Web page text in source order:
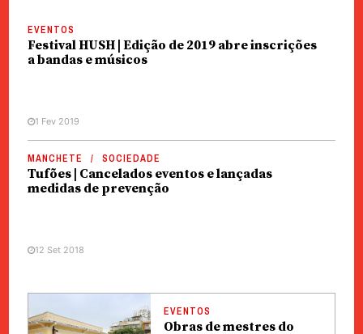
EVENTOS
Festival HUSH | Edição de 2019 abre inscrições
a bandas e músicos
1 Fev 2019
MANCHETE SOCIEDADE
Tufões | Cancelados eventos e lançadas
medidas de prevenção
12 Set 2018
EVENTOS
Obras de mestres do